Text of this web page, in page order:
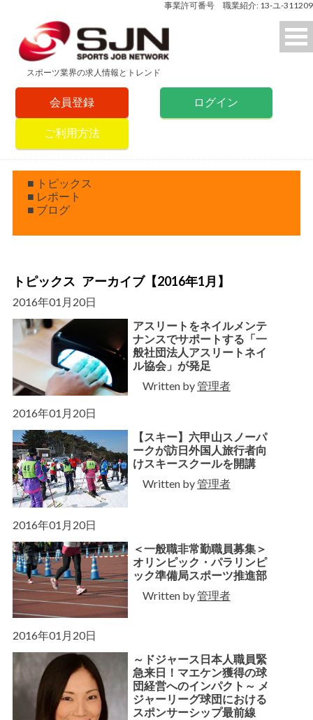
事業許可番号 職業紹介: 13-ユ-311209
スポーツ業界の求人情報とトレンド
会員登録 ログイン
ご利用方法
■ トピックス
■ レポート
■ ブログ
トピックス アーカイブ【2016年1月】
2016年01月20日
アスリートをネイルメンテ
ナンスでサポートする「一
般社団法人アスリートネイ
ル協会」が発足
Written by管理者
2016年01月20日
【スキー】六甲山スノーパ
ークが訪日外国人旅行者向
けスキースクールを開講
Written by管理者
2016年01月20日
＜一般職非常勤職員募集＞
オリンピック・パラリンピ
ック準備局スポーツ推進部
Written by管理者
2016年01月20日
～ドジャース日本人職員緊
急来日！マエケン獲得の球
団経営へのインパクト～ メ
ジャーリーグ球団における
スポンサーシップ最前線